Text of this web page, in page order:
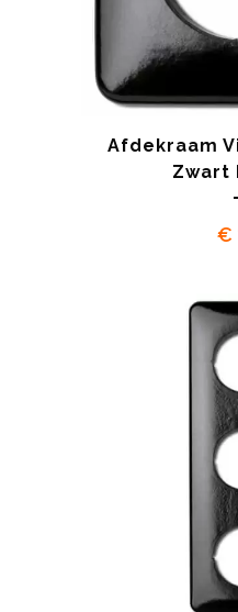
Afdekraam
Zwart
€